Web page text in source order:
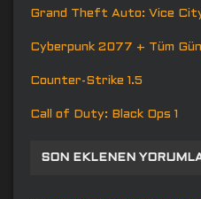
Grand Theft Auto: Vice
Cyberpunk 2077 + Tüm
Counter-Strike 1.5
Call of Duty: Black Ops 1
SON EKLENEN